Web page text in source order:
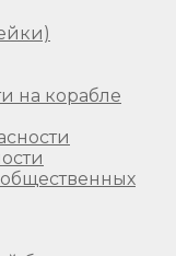
на корабле